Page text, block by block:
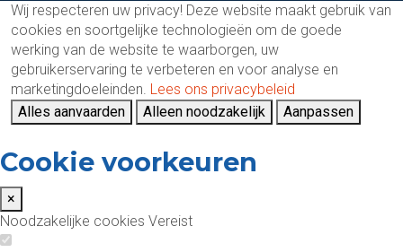
Wij respecteren uw privacy! Deze website maakt gebruik van
cookies en soortgelijke technologieën om de goede
werking van de website te waarborgen, uw
gebruikerservaring te verbeteren en voor analyse en
marketingdoeleinden. Lees ons privacybeleid
Alles aanvaarden
Alleen noodzakelijk Aanpassen
Cookie voorkeuren
×
Noodzakelijke cookies Vereist